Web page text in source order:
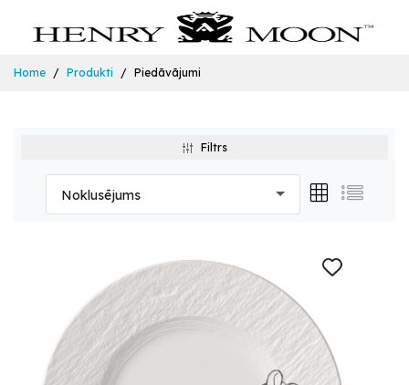
Home Produkti Piedāvājumi
Filtrs